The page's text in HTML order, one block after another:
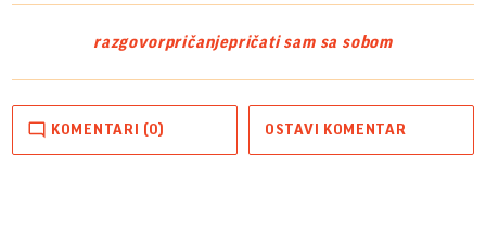
razgovorpričanjepričati sam sa sobom
KOMENTARI (0) OSTAVI KOMENTAR